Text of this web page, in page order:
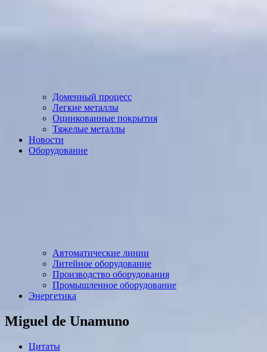
Доменный процесс
Легкие металлы
Оцинкованные покрытия
Тяжелые металлы
Новости
Оборудование
Автоматические линии
Литейное оборудование
Производство оборудования
Промышленное оборудование
Энергетика
Miguel de Unamuno
Цитаты